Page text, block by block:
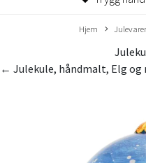
Hjem Julevarer
← Julekule, håndmalt, Elg og